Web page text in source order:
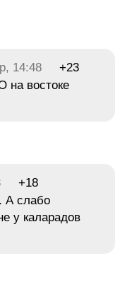
14:48
+23
на востоке
+18
А слабо
у каларадов